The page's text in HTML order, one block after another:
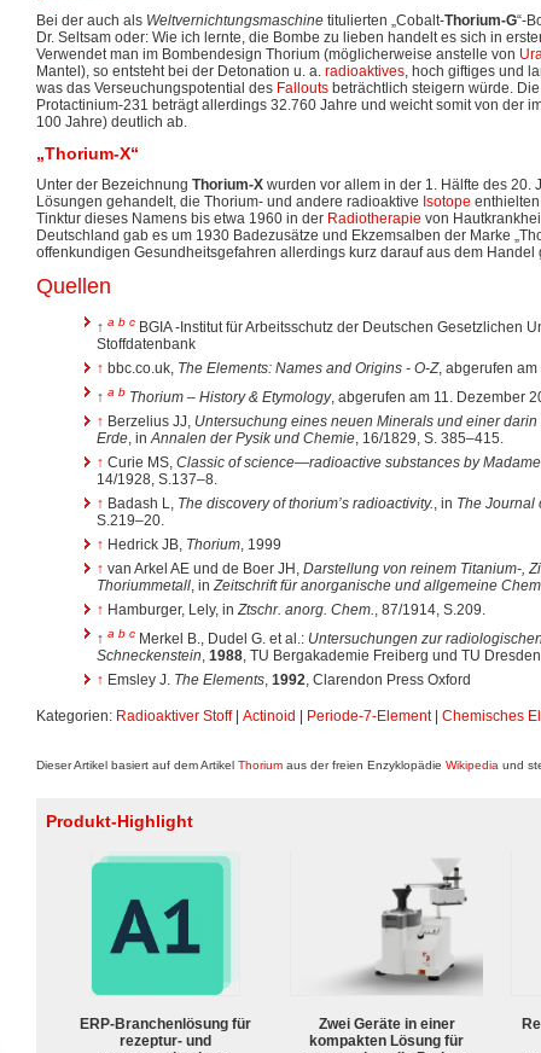
Bei der auch als Weltvernichtungsmaschine titulierten „Cobalt-Thorium-G“-
Dr. Seltsam oder: Wie ich lernte, die Bombe zu lieben handelt es sich in
Verwendet man im Bombendesign Thorium (möglicherweise anstelle von
Mantel), so entsteht bei der Detonation u. a. radioaktives , hoch giftiges und
was das Verseuchungspotential des Fallouts beträchtlich steigern würde.
Protactinium-231 beträgt allerdings 32.760 Jahre und weicht somit von der
100 Jahre) deutlich ab.
„Thorium-X“
Unter der Bezeichnung Thorium-X wurden vor allem in der 1. Hälfte des 20.
Lösungen gehandelt, die Thorium- und andere radioaktive Isotope
Tinktur dieses Namens bis etwa 1960 in der Radiotherapie von
Deutschland gab es um 1930 Badezusätze und Ekzemsalben der Marke
offenkundigen Gesundheitsgefahren allerdings kurz darauf aus dem Handel
Quellen
↑ a b c BGIA -Institut für Arbeitsschutz der Deutschen Gesetzlichen
Stoffdatenbank
↑ bbc.co.uk, The Elements: Names and Origins - O-Z, abgerufen
↑ a b Thorium – History & Etymology, abgerufen am 11. Dezember
↑ Berzelius JJ, Untersuchung eines neuen Minerals und einer
Erde , in Annalen der Pysik und Chemie , 16/1829, S. 385–415.
↑ Curie MS, Classic of science—radioactive substances by
14/1928, S.137–8.
↑ Badash L, The discovery of thorium’s radioactivity. , in The Journal
S.219–20.
↑ Hedrick JB, Thorium , 1999
↑ van Arkel AE und de Boer JH, Darstellung von reinem Titanium-,
Thoriummetall , in Zeitschrift für anorganische und allgemeine
↑ Hamburger, Lely, in Ztschr. anorg. Chem.
, 87/1914, S.209.
↑ a b c Merkel B., Dudel G. et al.: Untersuchungen zur
Schneckenstein 1988 , TU Bergakademie Freiberg und TU Dresden
↑ Emsley J. The Elements 1992 , Clarendon Press Oxford
Kategorien: Radioaktiver Stoff| Actinoid | Periode-7-Element| Chemisches
Dieser Artikel basiert auf dem Artikel Thorium aus der freien Enzyklopädie Wikipedia und
Produkt-Highlight
ERP-Branchenlösung für
rezeptur- und
Zwei Geräte in einer
kompakten Lösung für